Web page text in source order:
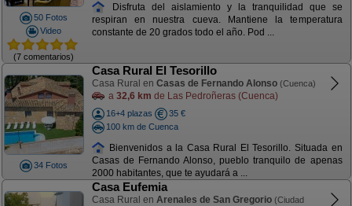
50 Fotos
Video
(7 comentarios)
Disfruta del aislamiento y la tranquilidad que se
respiran en nuestra cueva. Mantiene la temperatura
constante de 20 grados todo el año. Pod ...
34 Fotos
Casa Rural El Tesorillo
Casa Rural en Casas de Fernando Alonso (Cuenca)
a 32,6 km de Las Pedroñeras (Cuenca)
16+4 plazas
35 €
100 km de Cuenca
Bienvenidos a la Casa Rural El Tesorillo. Situada en
Casas de Fernando Alonso, pueblo tranquilo de apenas
2000 habitantes, que te ayudará a ...
Casa Eufemia
Casa Rural en Arenales de San Gregorio (Ciudad